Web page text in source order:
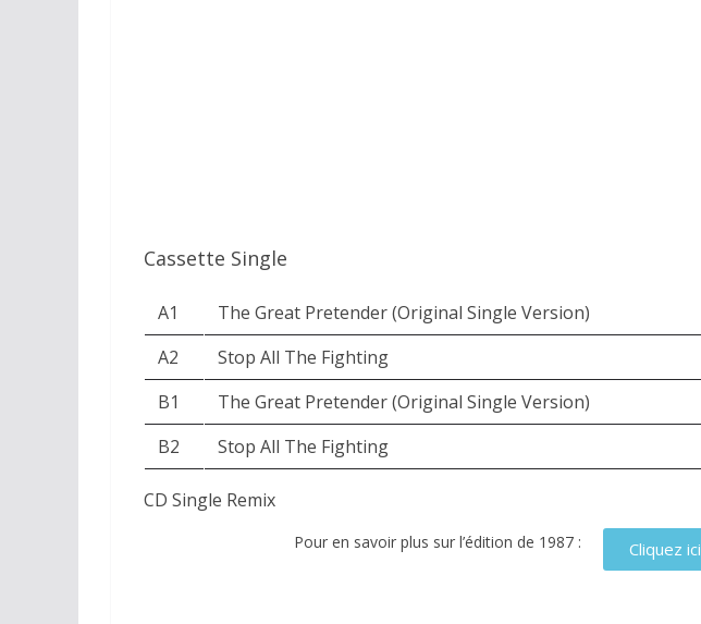
CD Single Remix
Cassette Single
A1 The Great Pretender (Original Single Version)
A2
Stop All The Fighting
B1
The Great Pretender (Original Single Version)
B2
Stop All The Fighting
Pour en savoir plus sur l’édition de 1987 : Cliquez ici